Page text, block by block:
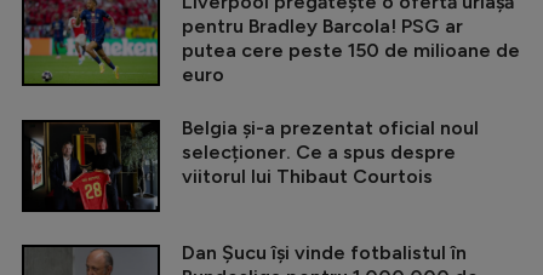
pentru Bradley Barcola! PSG ar
putea cere peste 150 de milioane de
euro
Belgia și-a prezentat oficial noul
selecționer. Ce a spus despre
viitorul lui Thibaut Courtois
Dan Șucu își vinde fotbalistul în